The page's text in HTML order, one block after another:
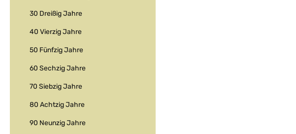
30 Dreißig Jahre
40 Vierzig Jahre
50 Fünfzig Jahre
60 Sechzig Jahre
70 Siebzig Jahre
80 Achtzig Jahre
90 Neunzig Jahre